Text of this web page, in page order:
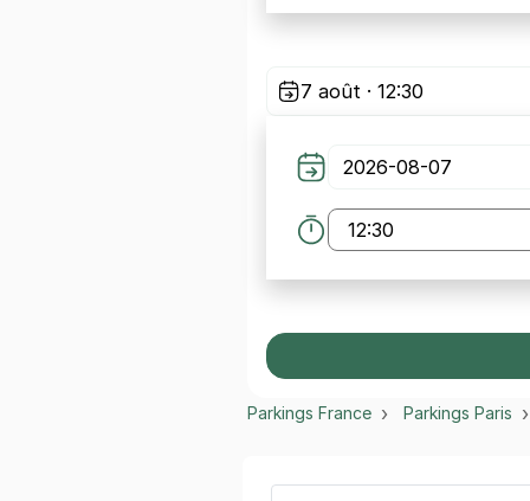
7 août · 12:30
Parkings France Parkings Paris